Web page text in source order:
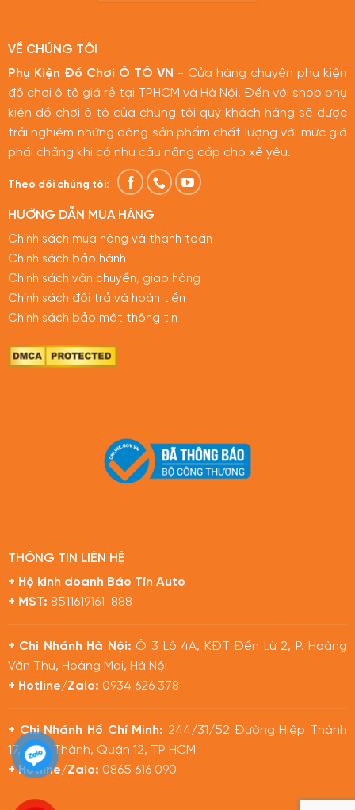
VỀ CHÚNG TÔI
Phụ Kiện Đồ Chơi Ô TÔ VN - Cửa hàng chuyên phụ kiện
đồ chơi ô tô giá rẻ tại TPHCM và Hà Nội. Đến với shop phụ
kiện đồ chơi ô tô của chúng tôi quý khách hàng sẽ được
trải nghiệm những dòng sản phẩm chất lượng với mức giá
phải chăng khi có nhu cầu nâng cấp cho xế yêu.
Theo dõi chúng tôi:
HƯỚNG DẪN MUA HÀNG
Chính sách mua hàng và thanh toán
Chính sách bảo hành
Chính sách vận chuyển, giao hàng
Chính sách đổi trả và hoàn tiền
Chính sách bảo mật thông tin
THÔNG TIN LIÊN HỆ
+ Hộ kinh doanh Báo Tín Auto
+ MST: 8511619161-888
+ Chi Nhánh Hà Nội: Ô 3 Lô 4A, KĐT Đền Lừ 2, P. Hoàng
Văn Thụ, Hoàng Mai, Hà Nội
+ Hotline/Zalo: 0934 626 378
+ Chi Nhánh Hồ Chí Minh: 244/31/52 Đường Hiệp Thành
17, Hiệp Thành, Quận 12, TP HCM
+ Hotline/Zalo: 0865 616 090